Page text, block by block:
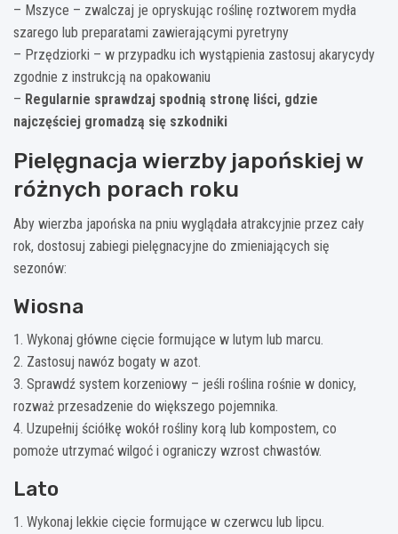
– Mszyce – zwalczaj je opryskując roślinę roztworem mydła
szarego lub preparatami zawierającymi pyretryny
– Przędziorki – w przypadku ich wystąpienia zastosuj akarycydy
zgodnie z instrukcją na opakowaniu
– Regularnie sprawdzaj spodnią stronę liści, gdzie
najczęściej gromadzą się szkodniki
Pielęgnacja wierzby japońskiej w
różnych porach roku
Aby wierzba japońska na pniu wyglądała atrakcyjnie przez cały
rok, dostosuj zabiegi pielęgnacyjne do zmieniających się
sezonów:
Wiosna
1. Wykonaj główne cięcie formujące w lutym lub marcu.
2. Zastosuj nawóz bogaty w azot.
3. Sprawdź system korzeniowy – jeśli roślina rośnie w donicy,
rozważ przesadzenie do większego pojemnika.
4. Uzupełnij ściółkę wokół rośliny korą lub kompostem, co
pomoże utrzymać wilgoć i ograniczy wzrost chwastów.
Lato
1. Wykonaj lekkie cięcie formujące w czerwcu lub lipcu.